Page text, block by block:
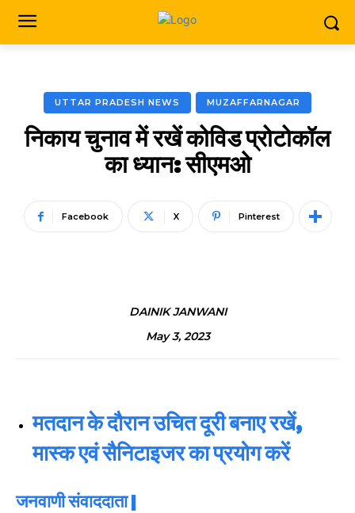
UTTAR PRADESH NEWS MUZAFFARNAGAR
निकाय चुनाव में रखें कोविड प्रोटोकॉल
का ध्यान: सीएमओ
Facebook X Pinterest
DAINIK JANWANI
May 3, 2023
मतदान के दौरान उचित दूरी बनाए रखें,
मास्क एवं सैनिटाइजर का प्रयोग करें
जनवाणी संवाददाता |